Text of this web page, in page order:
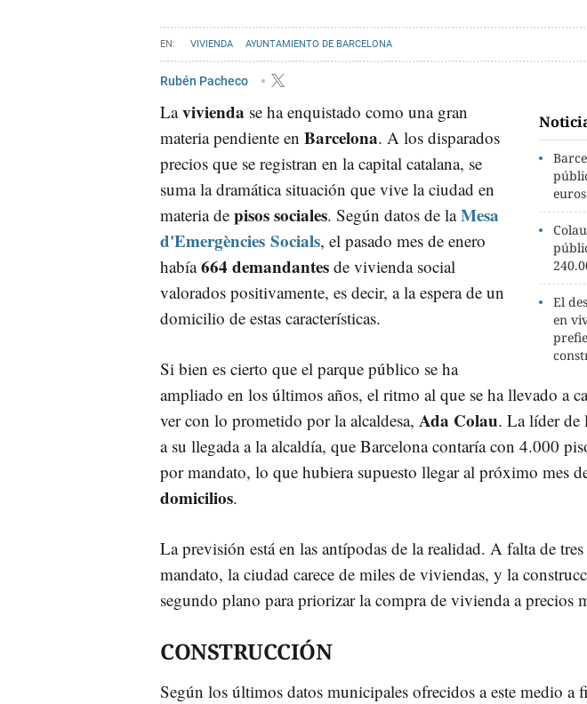
VIVIENDA AYUNTAMIENTO DE BARCELONA
Rubén Pacheco
El
en
Lavivienda se ha enquistado como una gran
materia pendiente en Barcelona. A los disparados
precios que se registran en la capital catalana, se
suma la dramática situación que vive la ciudad en
materia de pisos sociales. Según datos de laMesa
d'Emergències Socials, el pasado mes de enero
había664 demandantes de vivienda social
valorados positivamente, es decir, a la espera de un
domicilio de estas características.
Si bien es cierto que el parque público se ha
ampliado en los últimos años, el ritmo al que se ha llevado a
ver con lo prometido por la alcaldesa, Ada Colau. La líder de
a su llegada a la alcaldía, que Barcelona contaría con 4.000
por mandato, lo que hubiera supuesto llegar al próximo mes
domicilios.
La previsión está en las antípodas de la realidad. A falta de tres
mandato, la ciudad carece de miles de viviendas, y la
segundo plano para priorizar la compra de vivienda a precios
CONSTRUCCIÓN
Según los últimos datos municipales ofrecidos a este medio a